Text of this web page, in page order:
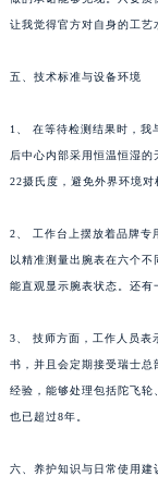
让我觉得官方对自身的工艺
五、技术标准与设备环境
1、 在等待检测结果时，我
后中心内部采用恒温恒湿
22摄氏度，避免外界环境对
2、 工作台上摆放着品牌专
以精准测量出腕表在六个不
能直观显示腕表状态。还有
3、 技师方面，工作人员表
书，并且会定期接受瑞士
经验，能够处理包括陀飞
也已超过8年。
六、养护知识与日常使用建